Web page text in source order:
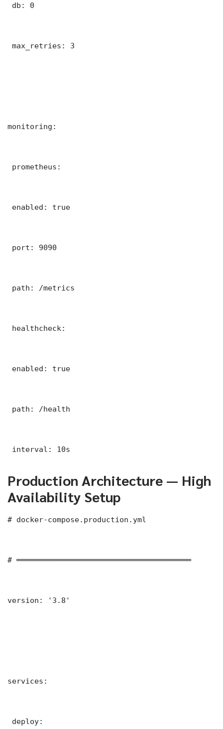
db: 0
max_retries: 3
monitoring:
prometheus:
enabled: true
port: 9090
path: /metrics
healthcheck:
enabled: true
path: /health
interval: 10s
Production Architecture — High
Availability Setup
# docker-compose.production.yml
# ═══════════════════════════════════════
version: '3.8'
services:
deploy: